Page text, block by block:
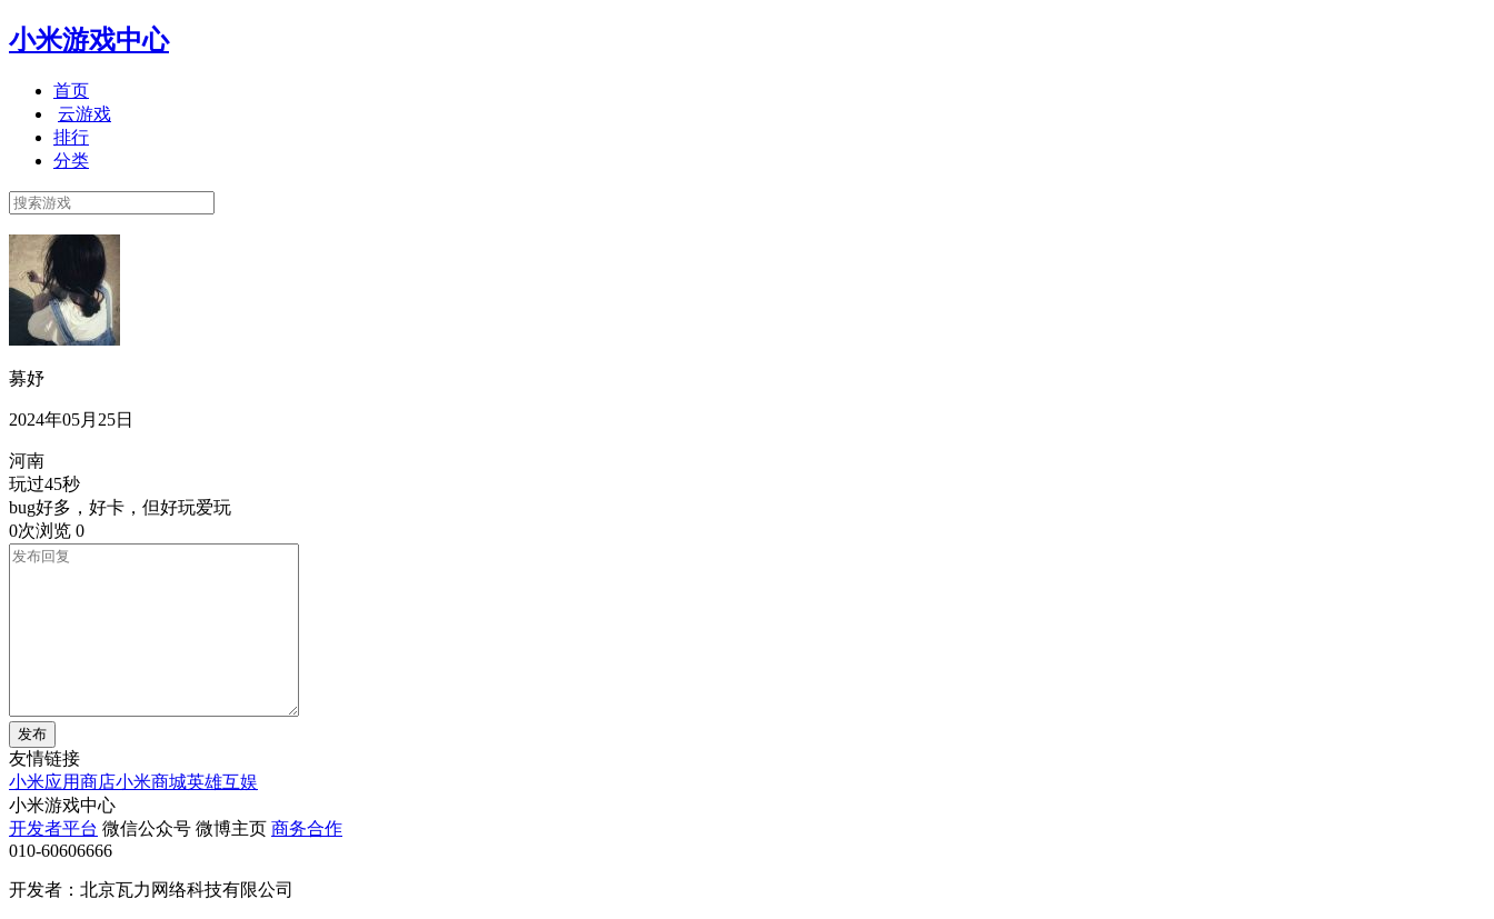
小米游戏中心
首页
云游戏
排行
分类
募妤
2024年05月25日
河南
玩过45秒
bug好多，好卡，但好玩爱玩
0次浏览 0
发布
友情链接
小米应用商店小米商城英雄互娱
小米游戏中心
开发者平台 微信公众号 微博主页 商务合作
010-60606666
开发者：北京瓦力网络科技有限公司